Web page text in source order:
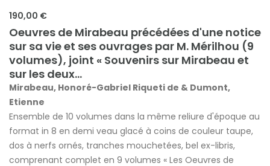
190,00 €
Oeuvres de Mirabeau précédées d'une notice
sur sa vie et ses ouvrages par M. Mérilhou (9
volumes), joint « Souvenirs sur Mirabeau et
sur les deux...
Mirabeau, Honoré-Gabriel Riqueti de & Dumont,
Etienne
Ensemble de 10 volumes dans la même reliure d'époque au
format in 8 en demi veau glacé à coins de couleur taupe,
dos à nerfs ornés, tranches mouchetées, bel ex-libris,
comprenant complet en 9 volumes « Les Oeuvres de